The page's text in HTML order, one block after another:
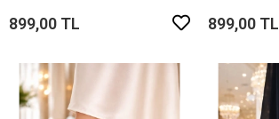
899,00 TL 899,00 TL